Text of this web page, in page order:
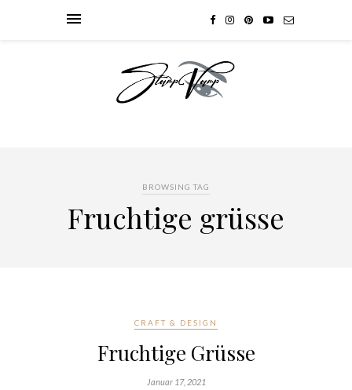
BROWSING TAG
Fruchtige grüsse
CRAFT & DESIGN
Fruchtige Grüsse
Januar 17, 2021